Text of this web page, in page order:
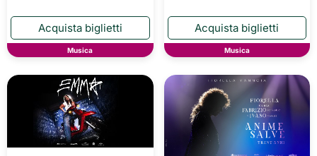
Musica Musica